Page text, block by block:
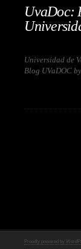
UvaDoc:
Universidad de
Blog UVaDOC
Proudly powered by